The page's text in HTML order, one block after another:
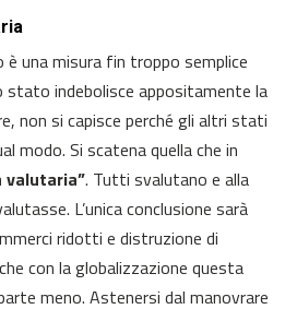
è una misura fin troppo semplice
stato indebolisce appositamente la
non si capisce perché gli altri stati
modo. Si scatena quella che in
valutaria”. Tutti svalutano e alla
L’unica conclusione sarà
ridotti e distruzione di
con la globalizzazione questa
meno. Astenersi dal manovrare